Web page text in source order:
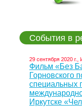
События в
29 сентября 2020 г.,
Фильм «Без
Горновского
специальных
Иркутске